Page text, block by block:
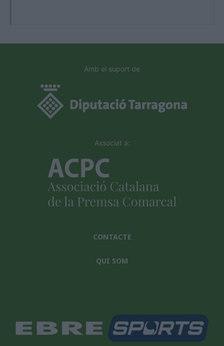
Amb el suport de
Associat a:
CONTACTE
QUI SOM